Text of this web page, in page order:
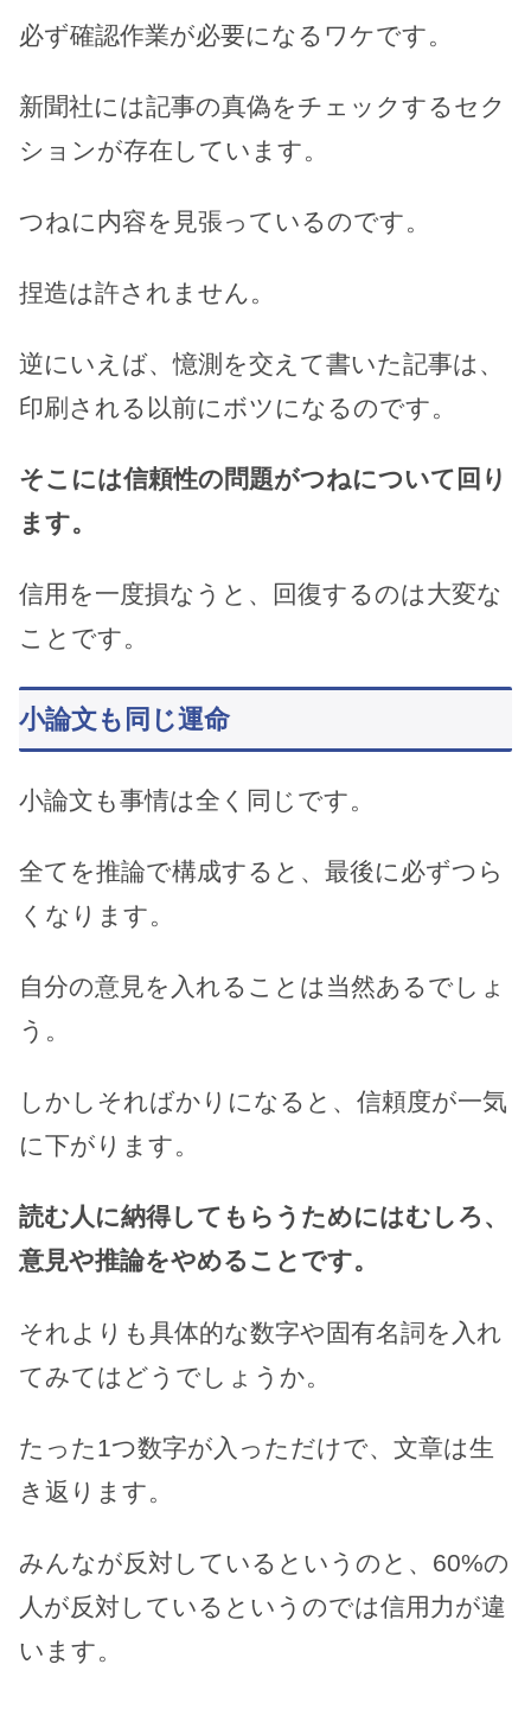
必ず確認作業が必要になるワケです。
新聞社には記事の真偽をチェックするセク
ションが存在しています。
つねに内容を見張っているのです。
捏造は許されません。
逆にいえば、憶測を交えて書いた記事は、
印刷される以前にボツになるのです。
そこには信頼性の問題がつねについて回り
ます。
信用を一度損なうと、回復するのは大変な
ことです。
小論文も同じ運命
小論文も事情は全く同じです。
全てを推論で構成すると、最後に必ずつら
くなります。
自分の意見を入れることは当然あるでしょ
う。
しかしそればかりになると、信頼度が一気
に下がります。
読む人に納得してもらうためにはむしろ、
意見や推論をやめることです。
それよりも具体的な数字や固有名詞を入れ
てみてはどうでしょうか。
たった1つ数字が入っただけで、文章は生
き返ります。
みんなが反対しているというのと、60%の
人が反対しているというのでは信用力が違
います。